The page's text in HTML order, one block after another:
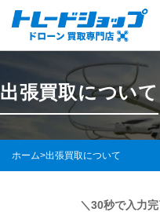
出張買取について
ホーム>出張買取について
＼30秒で入力